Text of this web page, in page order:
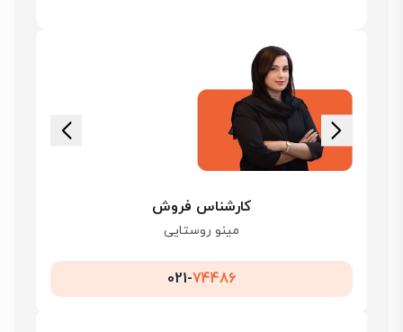
کارشناس فروش
مینو روستایی
021-74486